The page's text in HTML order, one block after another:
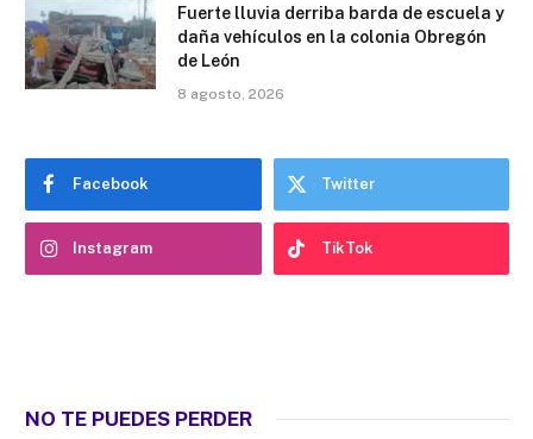
Fuerte lluvia derriba barda de escuela y
daña vehículos en la colonia Obregón
de León
8 agosto, 2026
Facebook Twitter
Instagram TikTok
NO TE PUEDES PERDER